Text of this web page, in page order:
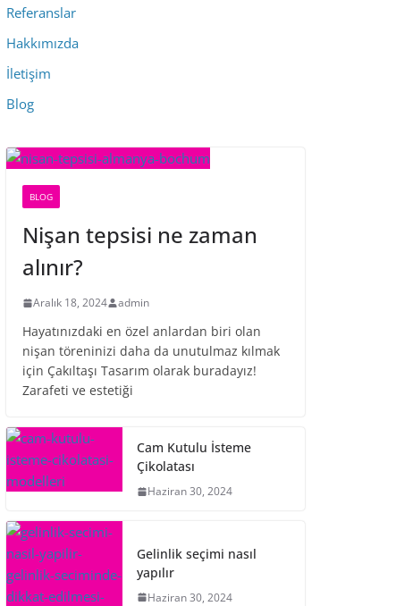
Referanslar
Hakkımızda
İletişim
Blog
BLOG
Nişan tepsisi ne zaman
alınır?
Aralık 18, 2024 admin
Hayatınızdaki en özel anlardan biri olan
nişan töreninizi daha da unutulmaz kılmak
için Çakıltaşı Tasarım olarak buradayız!
Zarafeti ve estetiği
Cam Kutulu İsteme
Çikolatası
Haziran 30, 2024
Gelinlik seçimi nasıl
yapılır
Haziran 30, 2024